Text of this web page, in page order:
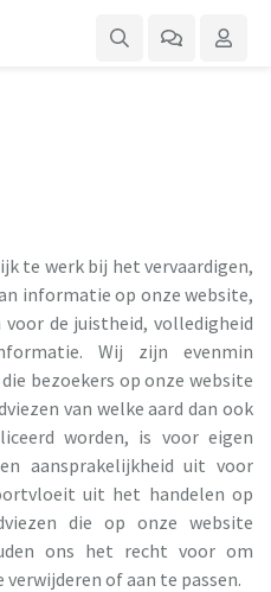
te werk bij het vervaardigen,
informatie op onze website,
de juistheid, volledigheid
Wij zijn evenmin
bezoekers op onze website
van welke aard dan ook
worden, is voor eigen
aansprakelijkheid uit voor
uit het handelen op
die op onze website
ons het recht voor om
of aan te passen.